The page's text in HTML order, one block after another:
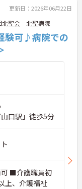
更新日：2026年06月22日
北聖会 北聖病院
験可♪病院での
口駅」徒歩5分
■介護職員初
上、介護福祉